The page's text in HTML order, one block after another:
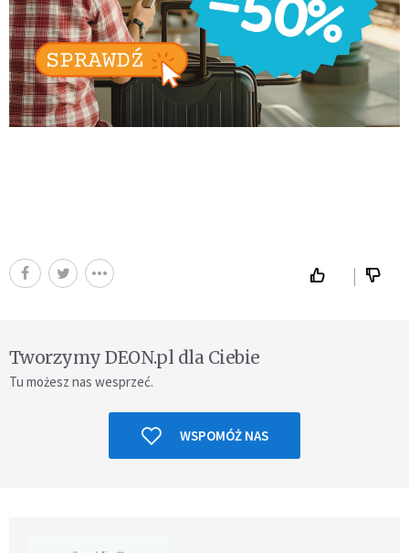
Tworzymy DEON.pl dla Ciebie
Tu możesz nas wesprzeć.
WSPOMÓŻ NAS